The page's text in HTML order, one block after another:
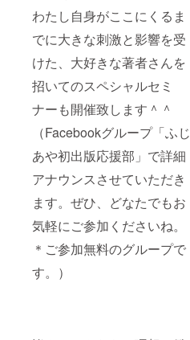
わたし自身がここにくるま
でに大きな刺激と影響を受
けた、大好きな著者さんを
招いてのスペシャルセミ
ナーも開催致します＾＾
（Facebookグループ「ふじ
あや初出版応援部」で詳細
アナウンスさせていただき
ます。ぜひ、どなたでもお
気軽にご参加くださいね。
＊ご参加無料のグループで
す。）